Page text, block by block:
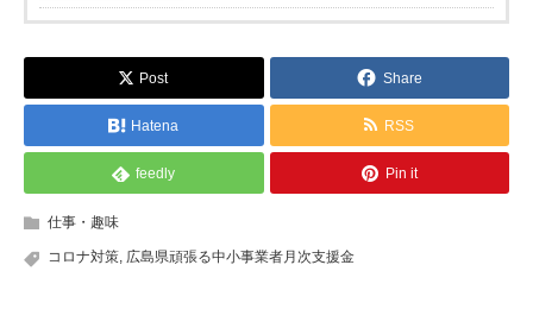
Post Share
Hatena RSS
feedly Pin it
仕事・趣味
コロナ対策, 広島県頑張る中小事業者月次支援金